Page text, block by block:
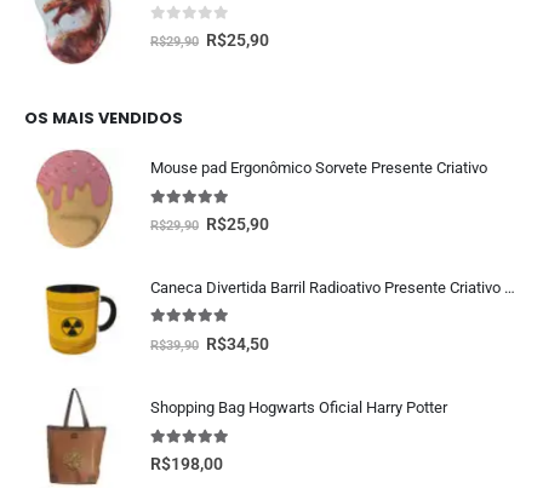
fora de 5
R$29,90 R$25,90
OS MAIS VENDIDOS
Mouse pad Ergonômico Sorvete Presente Criativo
fora de 5
R$29,90 R$25,90
Caneca Divertida Barril Radioativo Presente Criativo Geek
fora de 5
R$39,90 R$34,50
Shopping Bag Hogwarts Oficial Harry Potter
5.00 fora de 5
R$198,00